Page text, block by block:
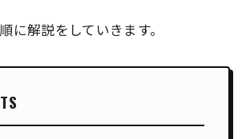
に解説をしていきます。